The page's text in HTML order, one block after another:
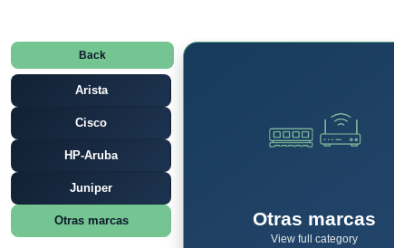
Back
Arista
Cisco
HP-Aruba
Juniper
Otras marcas Otras marcas
View full category